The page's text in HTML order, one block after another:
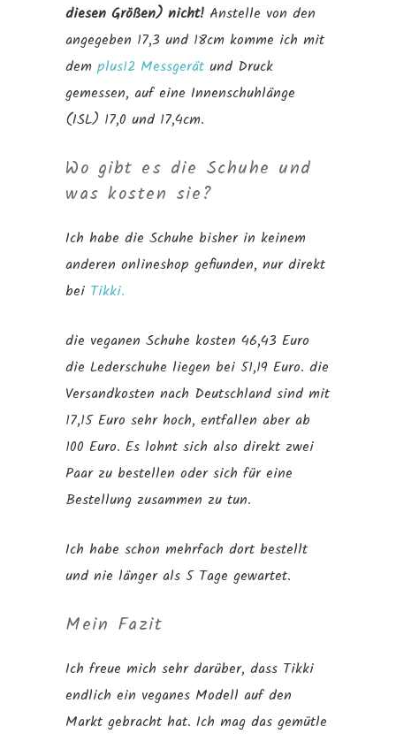
diesen Größen) nicht! Anstelle von den
angegeben 17,3 und 18cm komme ich mit
demplus12 Messgerät und Druck
gemessen, auf eine Innenschuhlänge
(ISL) 17,0 und 17,4cm.
Wo gibt es die Schuhe und
was kosten sie?
Ich habe die Schuhe bisher in keinem
anderen onlineshop gefiunden, nur direkt
bei Tikki.
die veganen Schuhe kosten 46,43 Euro
die Lederschuhe liegen bei 51,19 Euro. die
Versandkosten nach Deutschland sind mit
17,15 Euro sehr hoch, entfallen aber ab
100 Euro. Es lohnt sich also direkt zwei
Paar zu bestellen oder sich für eine
Bestellung zusammen zu tun.
Ich habe schon mehrfach dort bestellt
und nie länger als 5 Tage gewartet.
Mein Fazit
Ich freue mich sehr darüber, dass Tikki
endlich ein veganes Modell auf den
Markt gebracht hat. Ich mag das gemütle